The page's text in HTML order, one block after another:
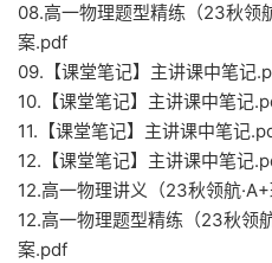
08.高一物理题型精练（23秋领
案.pdf
09.【课堂笔记】主讲课中笔记
10.【课堂笔记】主讲课中笔记
11.【课堂笔记】主讲课中笔记
12.【课堂笔记】主讲课中笔记
12.高一物理讲义（23秋领航
12.高一物理题型精练（23秋领
案.pdf